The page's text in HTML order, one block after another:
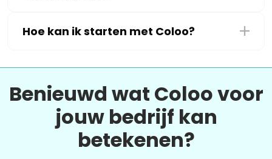
Hoe kan ik starten met Coloo?
Benieuwd wat Coloo voor
jouw bedrijf kan
betekenen?